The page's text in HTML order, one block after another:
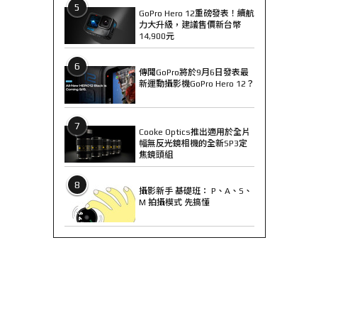
5
GoPro Hero 12重磅發表！續航
力大升級，建議售價新台幣
14,900元
6
傳聞GoPro將於9月6日發表最
新運動攝影機GoPro Hero 12？
7
Cooke Optics推出適用於全片
幅無反光鏡相機的全新SP3定
焦鏡頭組
8
攝影新手 基礎班： P、A、S、
M 拍攝模式 先搞懂